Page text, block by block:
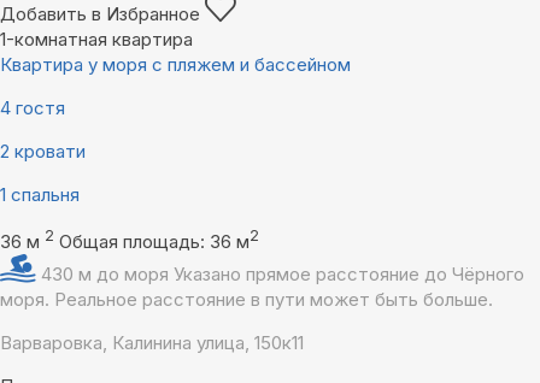
Добавить в Избранное
1-комнатная квартира
Квартира у моря с пляжем и бассейном
4 гостя
2 кровати
1 спальня
36 м 2 Общая площадь: 36 м2
430 м до моря Указано прямое расстояние до Чёрного
моря. Реальное расстояние в пути может быть больше.
Варваровка, Калинина улица, 150к11